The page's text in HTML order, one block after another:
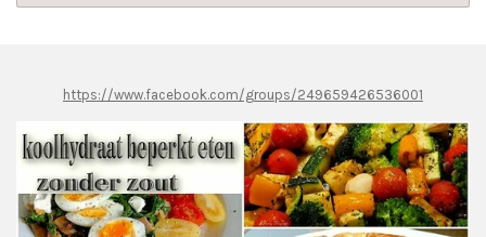
https://www.facebook.com/groups/249659426536001